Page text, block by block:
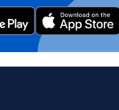
device supports eSIM technology.
an eSIM activation. They will
that you can scan or enter
can enjoy the benefits of eSIM